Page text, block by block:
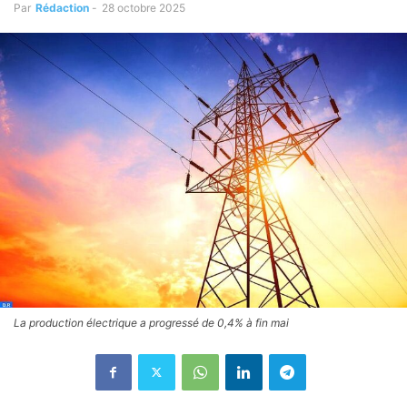
Par Rédaction - 28 octobre 2025
La production électrique a progressé de 0,4% à fin mai